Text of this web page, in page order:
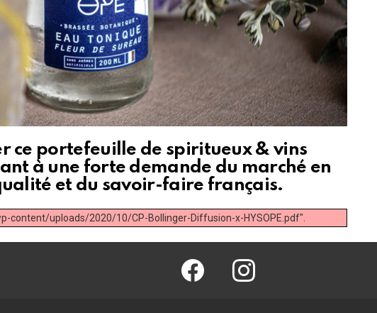
ce portefeuille de spiritueux & vins
à une forte demande du marché en
et du savoir-faire français.
content/uploads/2020/10/CP-Bollinger-Diffusion-x-HYSOPE.pdf".
facebook @barmag.fr